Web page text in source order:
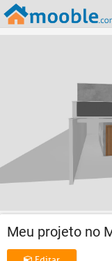
Meu projeto no